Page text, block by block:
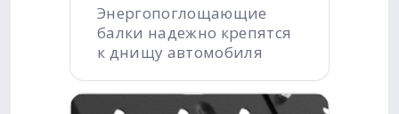
Энергопоглощающие
балки надежно крепятся
к днищу автомобиля